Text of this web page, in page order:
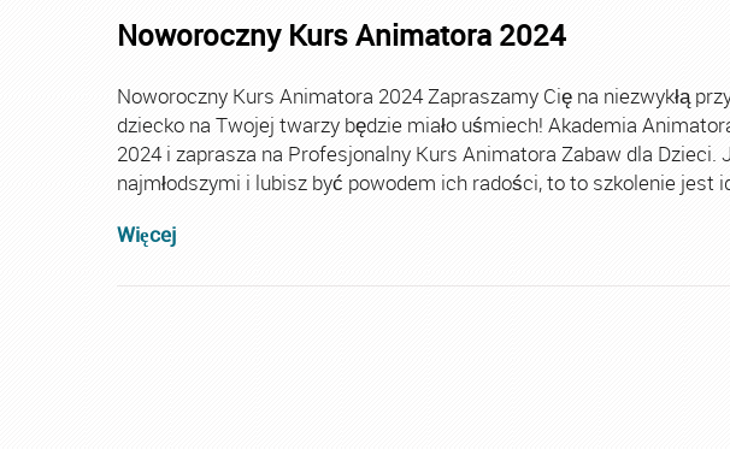
Noworoczny Kurs Animatora 2024
Noworoczny Kurs Animatora 2024 Zapraszamy Cię na niezwykłą
dziecko na Twojej twarzy będzie miało uśmiech! Akademia
2024 i zaprasza na Profesjonalny Kurs Animatora Zabaw dla Dzieci.
najmłodszymi i lubisz być powodem ich radości, to to szkolenie jest
Więcej